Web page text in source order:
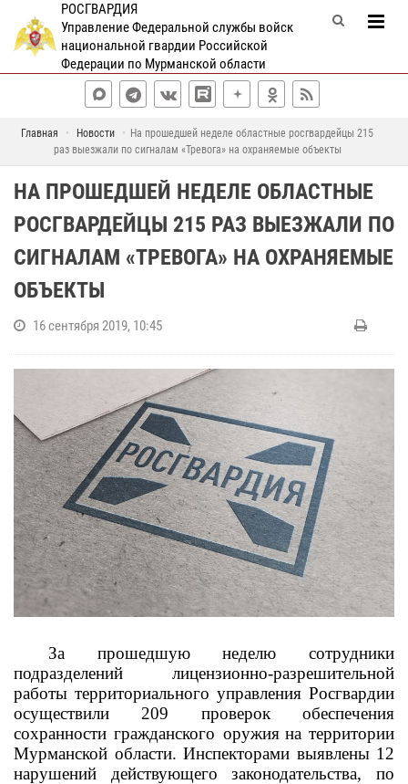
РОСГВАРДИЯ
Управление Федеральной службы войск
национальной гвардии Российской
Федерации по Мурманской области
Главная Новости
На прошедшей неделе областные росгвардейцы 215
раз выезжали по сигналам «Тревога» на охраняемые объекты
НА ПРОШЕДШЕЙ НЕДЕЛЕ ОБЛАСТНЫЕ
РОСГВАРДЕЙЦЫ 215 РАЗ ВЫЕЗЖАЛИ ПО
СИГНАЛАМ «ТРЕВОГА» НА ОХРАНЯЕМЫЕ
ОБЪЕКТЫ
16 сентября 2019, 10:45
За прошедшую неделю сотрудники
подразделений лицензионно-разрешительной
работы территориального управления Росгвардии
осуществили 209 проверок обеспечения
сохранности гражданского оружия на территории
Мурманской области. Инспекторами выявлены 12
нарушений действующего законодательства, по